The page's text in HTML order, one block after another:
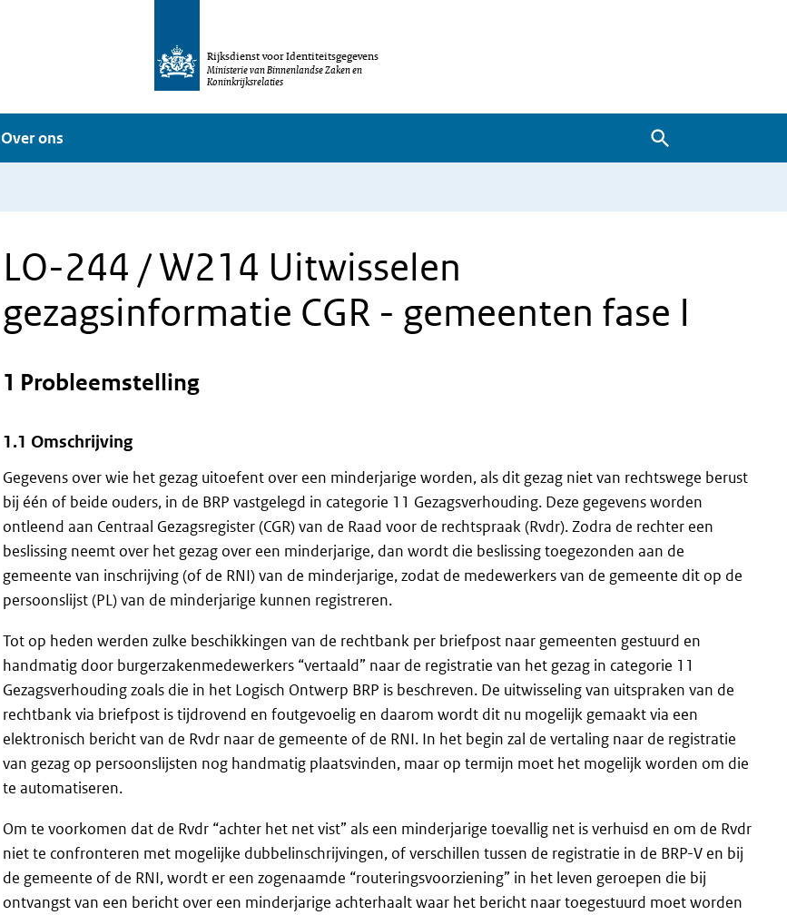
Rijksdienst voor Identiteitsgegevens
Ministerie van Binnenlandse Zaken en
Koninkrijksrelaties
Over ons
Zoeken
LO-244 / W214 Uitwisselen
gezagsinformatie CGR - gemeenten fase I
1 Probleemstelling
1.1 Omschrijving
Gegevens over wie het gezag uitoefent over een minderjarige worden, als dit gezag niet van rechtswege berust
bij één of beide ouders, in de BRP vastgelegd in categorie 11 Gezagsverhouding. Deze gegevens worden
ontleend aan Centraal Gezagsregister (CGR) van de Raad voor de rechtspraak (Rvdr). Zodra de rechter een
beslissing neemt over het gezag over een minderjarige, dan wordt die beslissing toegezonden aan de
gemeente van inschrijving (of de RNI) van de minderjarige, zodat de medewerkers van de gemeente dit op de
persoonslijst (PL) van de minderjarige kunnen registreren.
Tot op heden werden zulke beschikkingen van de rechtbank per briefpost naar gemeenten gestuurd en
handmatig door burgerzakenmedewerkers “vertaald” naar de registratie van het gezag in categorie 11
Gezagsverhouding zoals die in het Logisch Ontwerp BRP is beschreven. De uitwisseling van uitspraken van de
rechtbank via briefpost is tijdrovend en foutgevoelig en daarom wordt dit nu mogelijk gemaakt via een
elektronisch bericht van de Rvdr naar de gemeente of de RNI. In het begin zal de vertaling naar de registratie
van gezag op persoonslijsten nog handmatig plaatsvinden, maar op termijn moet het mogelijk worden om die
te automatiseren.
Om te voorkomen dat de Rvdr “achter het net vist” als een minderjarige toevallig net is verhuisd en om de Rvdr
niet te confronteren met mogelijke dubbelinschrijvingen, of verschillen tussen de registratie in de BRP-V en bij
de gemeente of de RNI, wordt er een zogenaamde “routeringsvoorziening” in het leven geroepen die bij
ontvangst van een bericht over een minderjarige achterhaalt waar het bericht naar toegestuurd moet worden